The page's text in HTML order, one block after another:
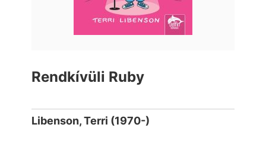
Rendkívüli Ruby
Libenson, Terri (1970-)